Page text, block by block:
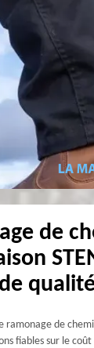
de
ramonage de
fiables sur le